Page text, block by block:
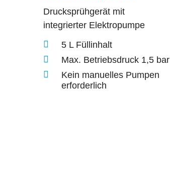
Drucksprühgerät mit
integrierter Elektropumpe
5 L Füllinhalt
Max. Betriebsdruck 1,5 bar
Kein manuelles Pumpen
erforderlich